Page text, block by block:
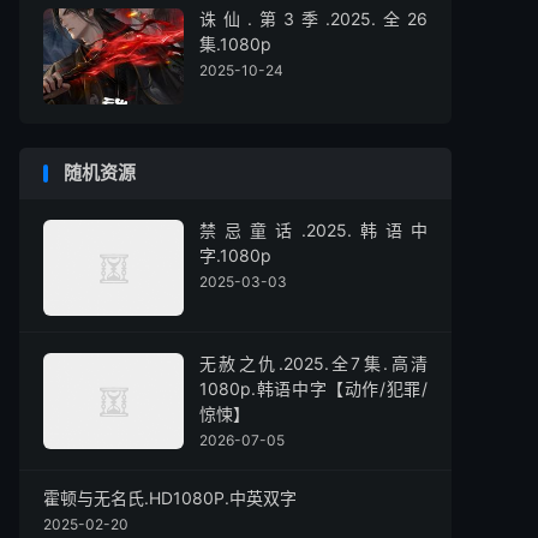
诛仙.第3季.2025.全26
集.1080p
2025-10-24
随机资源
禁忌童话.2025.韩语中
字.1080p
2025-03-03
无赦之仇.2025.全7集.高清
1080p.韩语中字【动作/犯罪/
惊悚】
2026-07-05
霍顿与无名氏.HD1080P.中英双字
2025-02-20